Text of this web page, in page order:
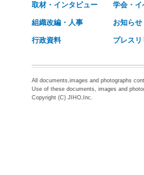
取材・インタビュー 学会・イ
組織改編・人事 お知らせ
行政資料 プレスリ
All documents,images and photographs
Use of these documents, images and
Copyright (C) JIHO,Inc.